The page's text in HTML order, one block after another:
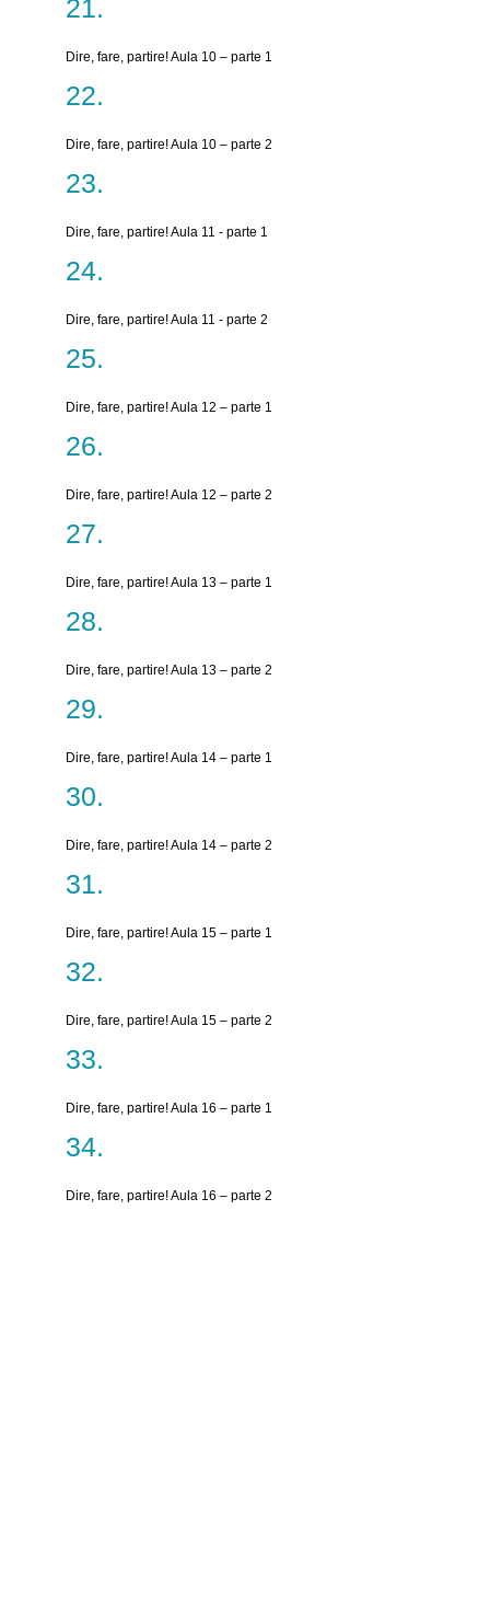
Dire, fare, partire! Aula 10 – parte 1
Dire, fare, partire! Aula 10 – parte 2
Dire, fare, partire! Aula 11 - parte 1
Dire, fare, partire! Aula 11 - parte 2
Dire, fare, partire! Aula 12 – parte 1
Dire, fare, partire! Aula 12 – parte 2
Dire, fare, partire! Aula 13 – parte 1
Dire, fare, partire! Aula 13 – parte 2
Dire, fare, partire! Aula 14 – parte 1
Dire, fare, partire! Aula 14 – parte 2
Dire, fare, partire! Aula 15 – parte 1
Dire, fare, partire! Aula 15 – parte 2
Dire, fare, partire! Aula 16 – parte 1
Dire, fare, partire! Aula 16 – parte 2